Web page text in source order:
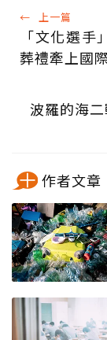
← 上一篇
「文化選
葬禮牽上國
波羅的海
作者文章